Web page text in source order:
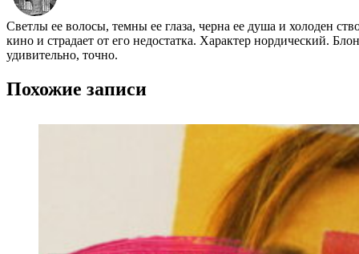
Светлы ее волосы, темны ее глаза, черна ее душа и холоден
кино и страдает от его недостатка. Характер нордический.
удивительно, точно.
Похожие записи